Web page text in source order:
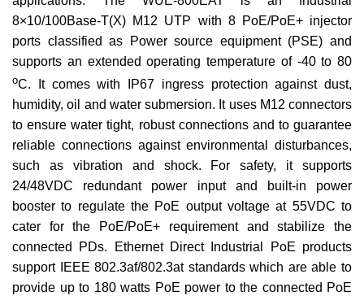
8×10/100Base-T(X) M12 UTP with 8 PoE/PoE+ injector
ports classified as Power source equipment (PSE) and
supports an extended operating temperature of -40 to 80
oC. It comes with IP67 ingress protection against dust,
humidity, oil and water submersion. It uses M12 connectors
to ensure water tight, robust connections and to guarantee
reliable connections against environmental disturbances,
such as vibration and shock. For safety, it supports
24/48VDC redundant power input and built-in power
booster to regulate the PoE output voltage at 55VDC to
cater for the PoE/PoE+ requirement and stabilize the
connected PDs. Ethernet Direct Industrial PoE products
support IEEE 802.3af/802.3at standards which are able to
provide up to 180 watts PoE power to the connected PoE